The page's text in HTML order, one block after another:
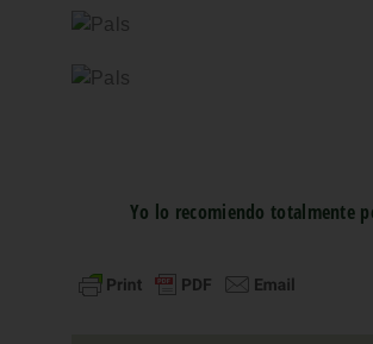
Yo lo recomiendo totalmente